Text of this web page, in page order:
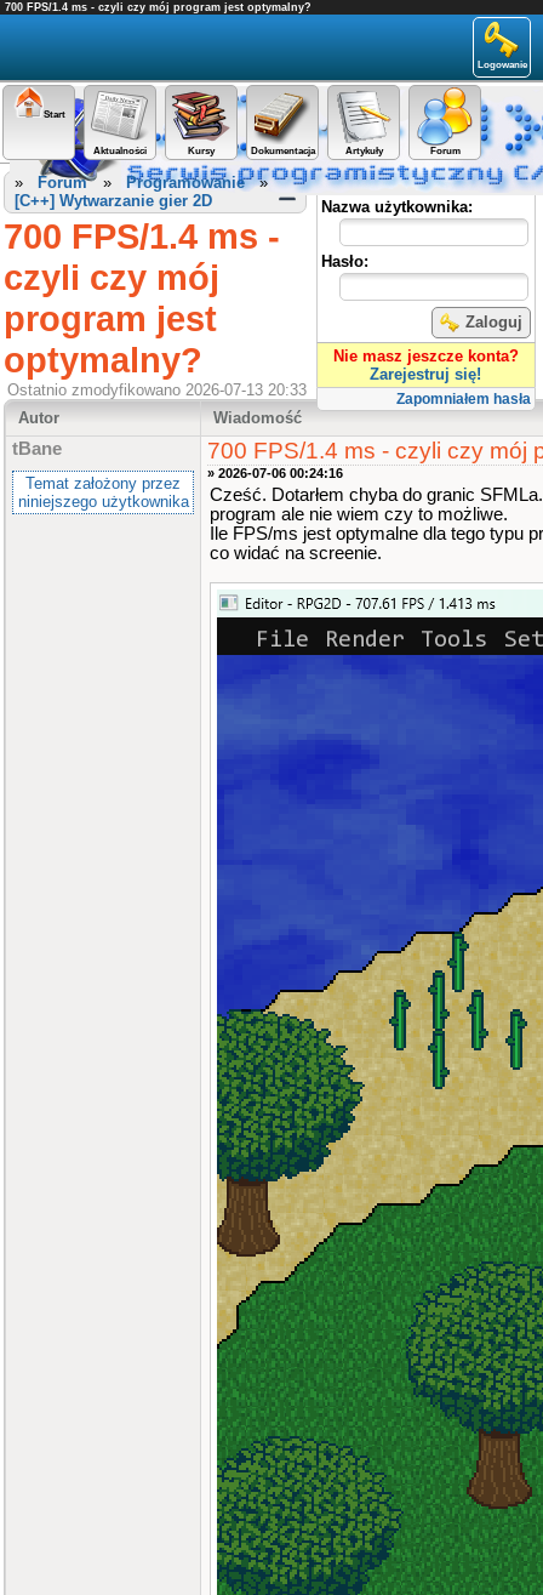
700 FPS/1.4 ms - czyli czy mój program jest optymalny?
Logowanie
Start
Aktualności Kursy Dokumentacja Artykuły Forum
Panel użytkownika
Nazwa użytkownika:
Hasło:
Zaloguj
Nie masz jeszcze konta?
Zarejestruj się!
Zapomniałem hasła
» Forum» Programowanie»
[C++] Wytwarzanie gier 2D
700 FPS/1.4 ms -
czyli czy mój
program jest
optymalny?
Ostatnio zmodyfikowano 2026-07-13 20:33
Autor
Wiadomość
tBane
Temat założony przez
niniejszego użytkownika
700 FPS/1.4 ms - czyli czy mój
» 2026-07-06 00:24:16
Cześć. Dotarłem chyba do granic
program ale nie wiem czy to możliwe.
Ile FPS/ms jest optymalne dla tego typu
co widać na screenie.